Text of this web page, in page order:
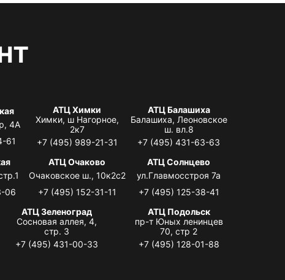
4А
61
АТЦ Химки
Химки, ш Нагорное,
2к7
+7 (495) 989-21-31
АТЦ Балашиха
Балашиха, Леоновское
ш. вл.8
+7 (495) 431-63-63
06
АТЦ Очаково
Очаковское ш., 10к2с2
+7 (495) 152-31-11
АТЦ Солнцево
ул.Главмосстроя 7а
+7 (495) 125-38-41
АТЦ Зеленоград
Сосновая аллея, 4,
стр. 3
+7 (495) 431-00-33
АТЦ Подольск
пр-т Юных ленинцев
70, стр 2
+7 (495) 128-01-88